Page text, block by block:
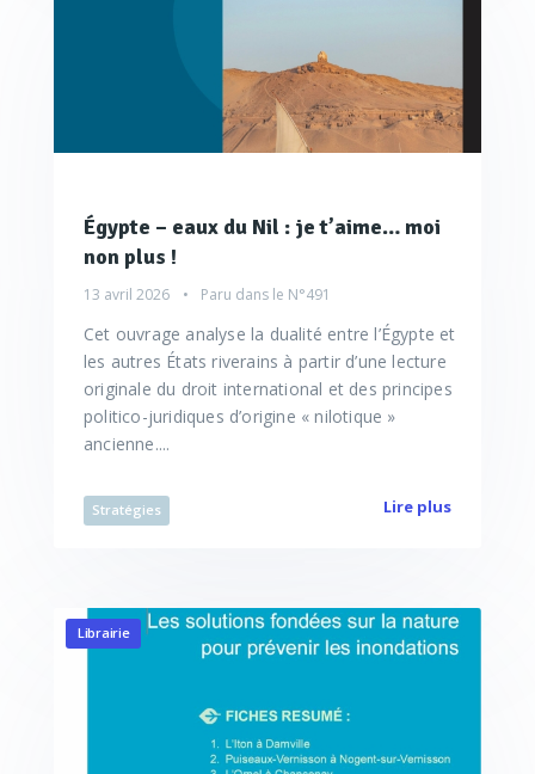
Égypte – eaux du Nil : je t’aime… moi
non plus !
13 avril 2026 Paru dans le N°491
Cet ouvrage analyse la dualité entre l’Égypte et
les autres États riverains à partir d’une lecture
originale du droit international et des principes
politico-juridiques d’origine « nilotique »
ancienne....
Stratégies Lire plus
Librairie